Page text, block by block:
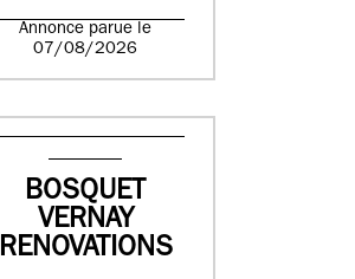
Annonce parue le
07/08/2026
BOSQUET
VERNAY
RENOVATIONS